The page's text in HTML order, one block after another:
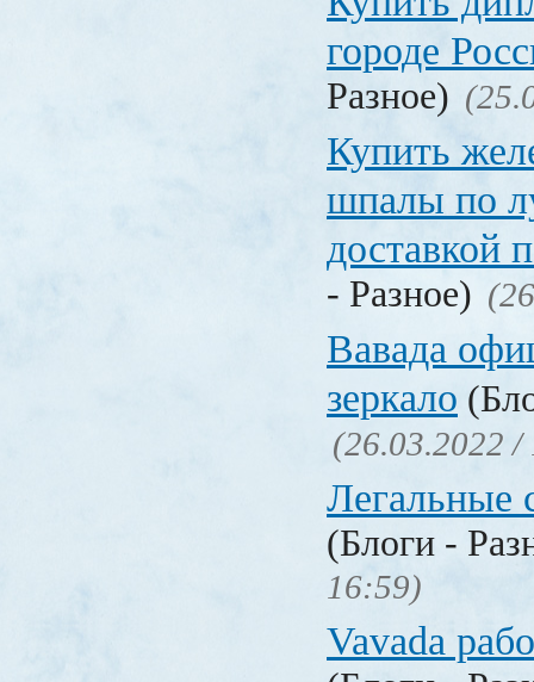
городе
Разное)
Купить
шпалы по
доставкой
- Разное)
Вавада
зеркало
(26.03.2022 /
Легальные
(Блоги -
16:59)
Vavada